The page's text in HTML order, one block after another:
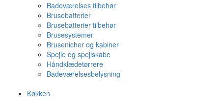
Badeværelses tilbehør
Brusebatterier
Brusebatterier tilbehør
Brusesystemer
Brusenicher og kabiner
Spejle og spejlskabe
Håndklædetørrere
Badeværelsesbelysning
Køkken